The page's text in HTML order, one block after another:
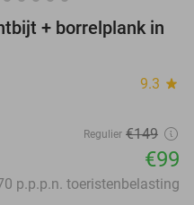
+ borrelplank in
9.3 star
Regulier €149
€99
p.p.p.n. toeristenbelasting